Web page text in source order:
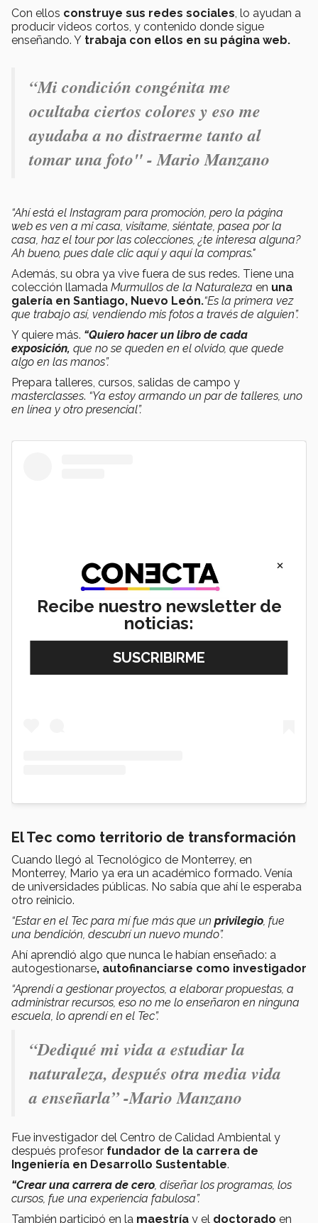
Con ellos construye sus redes sociales , lo ayudan a
producir videos cortos, y contenido donde sigue
enseñando. Y trabaja con ellos en su página web.
“Mi condición congénita me
ocultaba ciertos colores y eso me
ayudaba a no distraerme tanto al
tomar una foto" - Mario Manzano
“Ahí está el Instagram para promoción, pero la página
web es ven a mi casa, visítame, siéntate, pasea por la
casa, haz el tour por las colecciones, ¿te interesa alguna?
Ah bueno, pues dale clic aquí y aquí la compras."
Además, su obra ya vive fuera de sus redes. Tiene una
colección llamada Murmullos de la Naturaleza en una
galería en Santiago, Nuevo León.“Es la primera vez
que trabajo así, vendiendo mis fotos a través de alguien”.
Y quiere más. “Quiero hacer un libro de cada
exposición, que no se queden en el olvido, que quede
algo en las manos”.
Prepara talleres, cursos, salidas de campo y
masterclasses. “Ya estoy armando un par de talleres, uno
en línea y otro presencial”.
View this post on Instagram
El Tec como territorio de transformación
Cuando llegó al Tecnológico de Monterrey, en
Monterrey, Mario ya era un académico formado. Venía
de universidades públicas. No sabía que ahí le esperaba
otro reinicio.
“Estar en el Tec para mí fue más que un privilegio , fue
una bendición, descubrí un nuevo mundo”.
Ahí aprendió algo que nunca le habían enseñado: a
autogestionarse, autofinanciarse como investigador
“Aprendí a gestionar proyectos, a elaborar propuestas, a
administrar recursos, eso no me lo enseñaron en ninguna
escuela, lo aprendí en el Tec”.
“Dediqué mi vida a estudiar la
naturaleza, después otra media vida
a enseñarla” -Mario Manzano
Fue investigador del Centro de Calidad Ambiental y
después profesor fundador de la carrera de
Ingeniería en Desarrollo Sustentable.
“Crear una carrera de cero , diseñar los programas, los
cursos, fue una experiencia fabulosa”.
También participó en la maestría y el doctorado en
×
Recibe nuestro newsletter de
noticias: